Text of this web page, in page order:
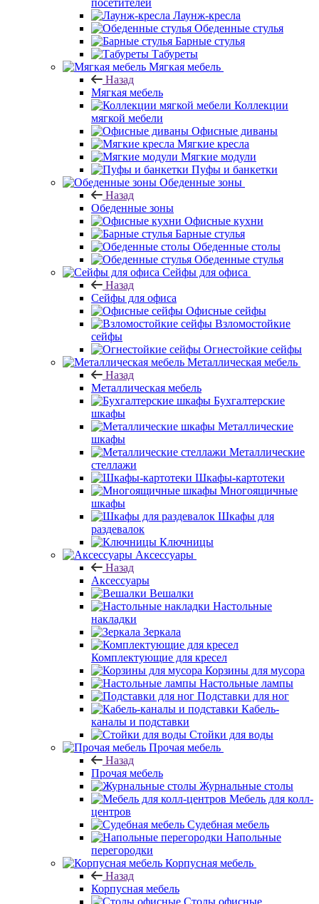
посетителей
Лаунж-кресла
Обеденные стулья
Барные стулья
Табуреты
Мягкая мебель
Назад
Мягкая мебель
Коллекции
мягкой мебели
Офисные диваны
Мягкие кресла
Мягкие модули
Пуфы и банкетки
Обеденные зоны
Назад
Обеденные зоны
Офисные кухни
Барные стулья
Обеденные столы
Обеденные стулья
Сейфы для офиса
Назад
Сейфы для офиса
Офисные сейфы
Взломостойкие
сейфы
Огнестойкие сейфы
Металлическая мебель
Назад
Металлическая мебель
Бухгалтерские
шкафы
Металлические
шкафы
Металлические
стеллажи
Шкафы-картотеки
Многоящичные
шкафы
Шкафы для
раздевалок
Ключницы
Аксессуары
Назад
Аксессуары
Вешалки
Настольные
накладки
Зеркала
Комплектующие для кресел
Корзины для мусора
Настольные лампы
Подставки для ног
Кабель-
каналы и подставки
Стойки для воды
Прочая мебель
Назад
Прочая мебель
Журнальные столы
Мебель для колл-
центров
Судебная мебель
Напольные
перегородки
Корпусная мебель
Назад
Корпусная мебель
Столы офисные